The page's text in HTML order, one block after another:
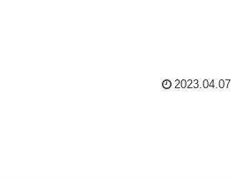
2023.04.07